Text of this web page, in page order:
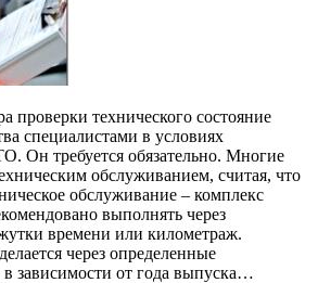
проверки технического состояние
специалистами в условиях
Он требуется обязательно. Многие
обслуживанием, считая, что
обслуживание – комплекс
выполнять через
времени или километраж.
через определенные
зависимости от года выпуска…